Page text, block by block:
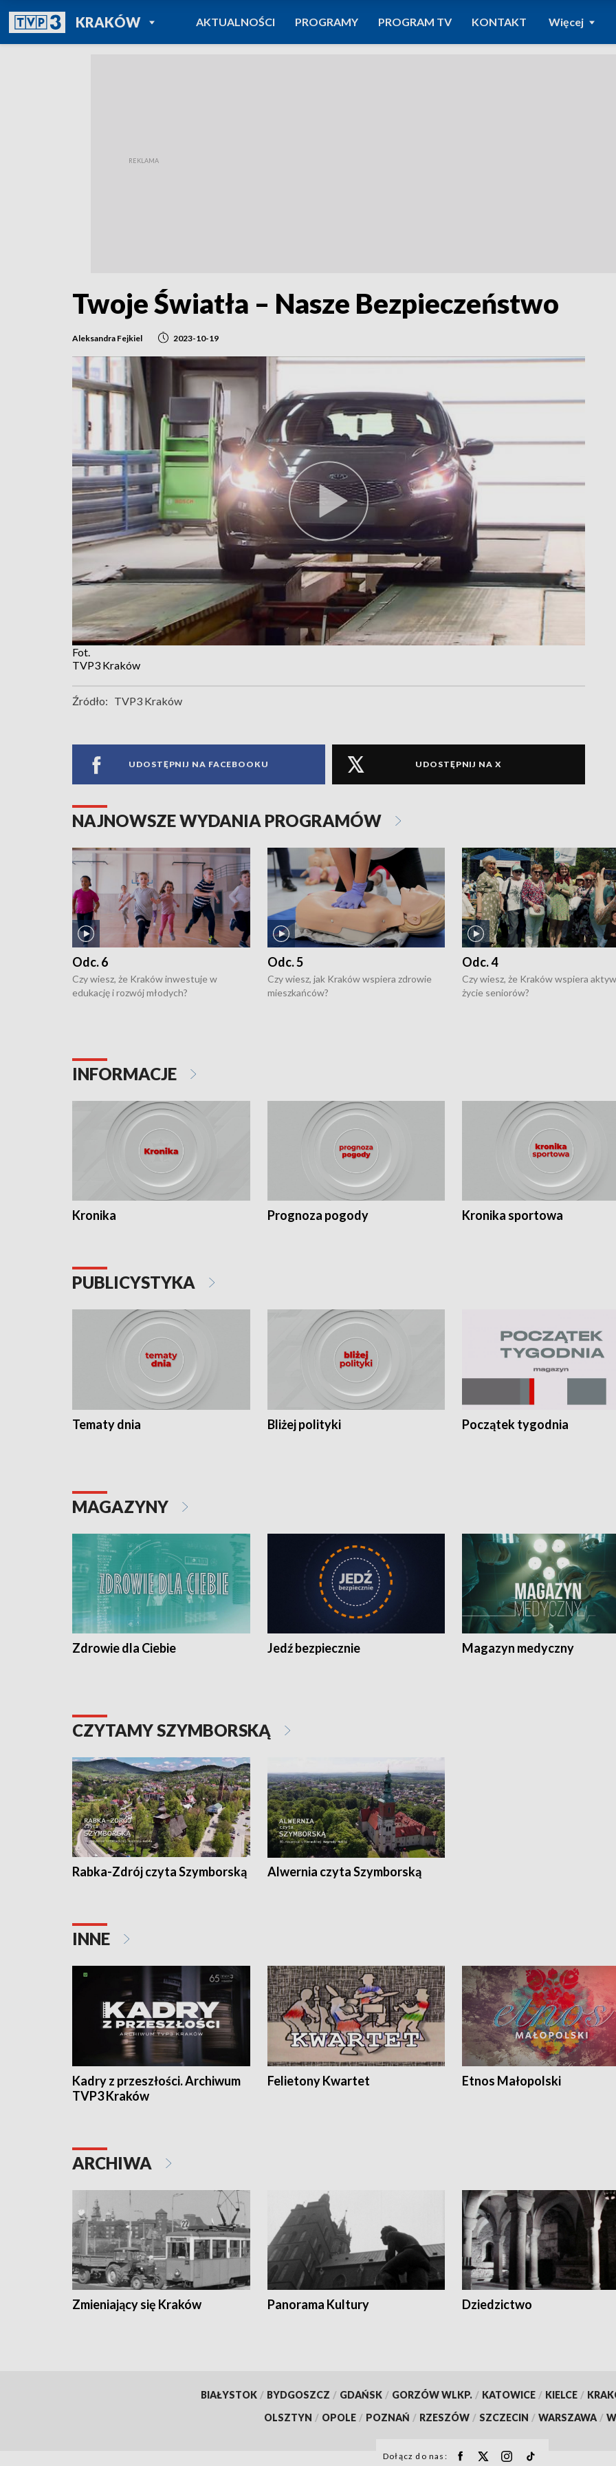
KRAKÓWPOWRÓT DO
TVP REGIONY
AKTUALNOŚCI PROGRAMY PROGRAM TV KONTAKT Więcej
Twoje Światła – Nasze Bezpieczeństwo
Aleksandra Fejkiel 2023-10-19
Fot.
TVP3 Kraków
Źródło: TVP3 Kraków
UDOSTĘPNIJ NA FACEBOOKU UDOSTĘPNIJ NA X
NAJNOWSZE WYDANIA PROGRAMÓW
Odc. 6
Czy wiesz, że Kraków inwestuje w
edukację i rozwój młodych?
Odc. 5
Czy wiesz, jak Kraków wspiera zdrowie
mieszkańców?
Odc. 4
Czy wiesz, że Kraków wspiera
życie seniorów?
INFORMACJE
Kronika Prognoza pogody Kronika sportowa
PUBLICYSTYKA
Tematy dnia Bliżej polityki Początek tygodnia
MAGAZYNY
Zdrowie dla Ciebie Jedź bezpiecznie Magazyn medyczny
CZYTAMY SZYMBORSKĄ
Rabka-Zdrój czyta Szymborską Alwernia czyta Szymborską
INNE
Kadry z przeszłości. Archiwum
TVP3 Kraków
Felietony Kwartet Etnos Małopolski
ARCHIWA
Zmieniający się Kraków Panorama Kultury Dziedzictwo
BIAŁYSTOK / BYDGOSZCZ / GDAŃSK / GORZÓW WLKP. / KATOWICE / KIELCE /
OLSZTYN / OPOLE / POZNAŃ / RZESZÓW / SZCZECIN / WARSZAWA /
Dołącz do nas: